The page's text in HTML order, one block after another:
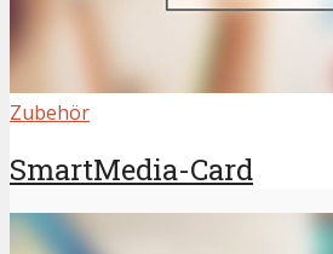
Zubehör
SmartMedia-Card